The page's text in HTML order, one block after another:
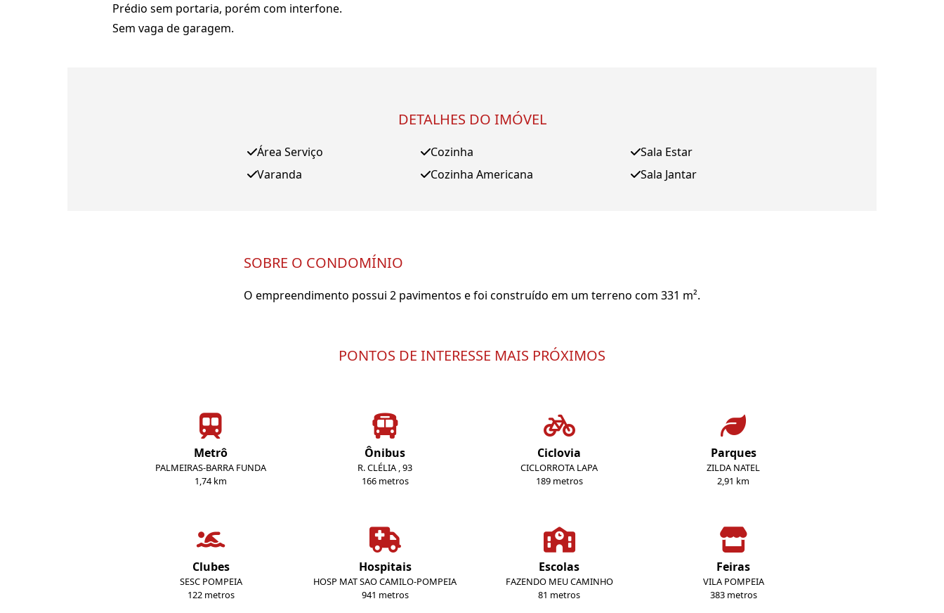
Prédio sem portaria, porém com interfone.
Sem vaga de garagem.
DETALHES DO IMÓVEL
Área Serviço
Varanda
Cozinha
Cozinha Americana
Sala Estar
Sala Jantar
SOBRE O CONDOMÍNIO
O empreendimento possui 2 pavimentos e foi construído em um terreno com 331 m².
PONTOS DE INTERESSE MAIS PRÓXIMOS
Metrô
PALMEIRAS-BARRA FUNDA
1,74 km
Ônibus
R. CLÉLIA , 93
166 metros
Ciclovia
CICLORROTA LAPA
189 metros
Parques
ZILDA NATEL
2,91 km
Clubes
SESC POMPEIA
122 metros
Hospitais
HOSP MAT SAO CAMILO-POMPEIA
941 metros
Escolas
FAZENDO MEU CAMINHO
81 metros
Feiras
VILA POMPEIA
383 metros